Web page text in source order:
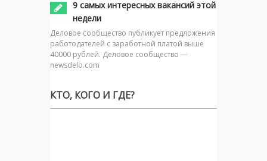
9 самых интересных вакансий этой
недели
Деловое сообщество публикует предложения
работодателей с заработной платой выше
40000 рублей. Деловое сообщество —
newsdelo.com
КТО, КОГО И ГДЕ?